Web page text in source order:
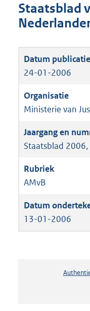
Staatsblad
24-01-2006
Ministerie van
Staatsblad 2006,
AMvB
13-01-2006